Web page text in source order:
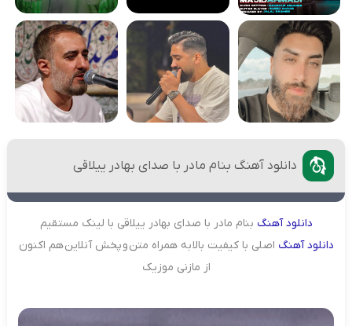
دانلود آهنگ بنام مادر با صدای بهادر ییلاقی
دانلودآهنگ بنام مادر با صدای بهادر ییلاقی با لینک مستقیم
دانلودآهنگ اصلی با کیفیت بالا به همراه متن و پخش آنلاین هم اکنون
از مازنی موزیک